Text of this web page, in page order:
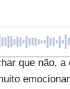
que não,